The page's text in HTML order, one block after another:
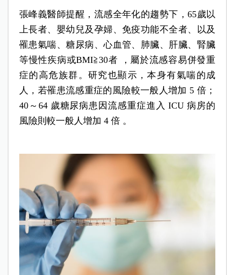
張峰義醫師提醒，流感全年化的趨勢下，65歲以
上長者、嬰幼兒及孕婦、免疫功能不全者、以及
罹患氣喘、糖尿病、心血管、肺臟、肝臟、腎臟
等慢性疾病或BMI≧30者 ，屬於流感容易併發重
症的高危族群。研究也顯示，本身有氣喘的成
人，若罹患流感重症的風險較一般人增加 5 倍；
40～64 歲糖尿病患因流感重症進入 ICU 病房的
風險則較一般人增加 4 倍 。